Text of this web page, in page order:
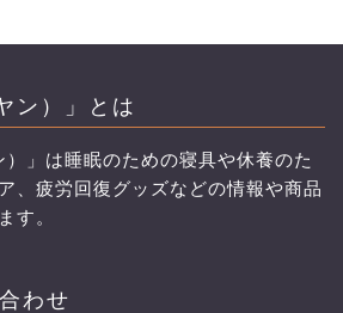
ン）」とは
）」は睡眠のための寝具や休養のた
、疲労回復グッズなどの情報や商品
す。
わせ